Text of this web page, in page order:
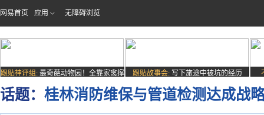
网易首页 应用 无障碍浏览
跟贴神评组: 最奇葩动物园！全靠家禽撑
场子
跟贴故事会: 写下旅途中被坑的经历
话题： 桂林消防维保与管道检测达成战